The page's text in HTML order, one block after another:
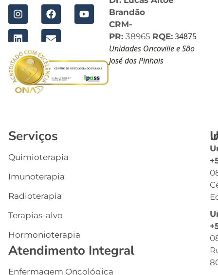
Brandão
CRM-
PR: 38965 RQE: 34875
Unidades Oncoville e São
José dos Pinhais
Serviços
Quimioterapia
Imunoterapia
Radioterapia
Terapias-alvo
Hormonioterapia
Atendimento Integral
Enfermagem Oncológica